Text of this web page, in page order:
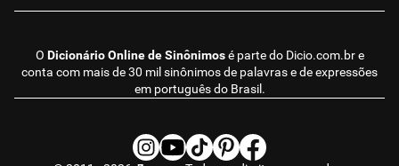
O Dicionário Online de Sinônimosé parte do Dicio.com.bre
conta com mais de 30 mil sinônimos de palavras e de expressões
em português do Brasil.